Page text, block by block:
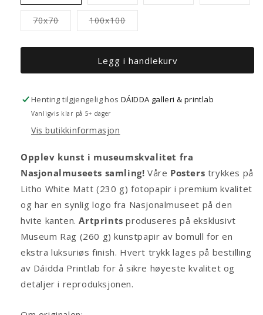
utsolgt
eller
70x70Varianten
er
eller
100x100Varianten
er
eller
Legg i handlekurv
Henting tilgjengelig hos DÁIDDA galleri & printlab
Vanligvis klar på 5+ dager
Vis butikkinformasjon
Opplev kunst i museumskvalitet fra
Nasjonalmuseets samling!Våre Posters trykkes på
Litho White Matt (230 g) fotopapir i premium kvalitet
og har en synlig logo fra Nasjonalmuseet på den
hvite kanten.Artprints produseres på eksklusivt
Museum Rag (260 g) kunstpapir av bomull for en
ekstra luksuriøs finish. Hvert trykk lages på bestilling
av Dáidda Printlab for å sikre høyeste kvalitet og
detaljer i reproduksjonen.